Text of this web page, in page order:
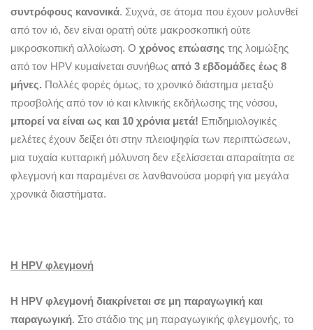
συντρόφους κανονικά. Συχνά, σε άτομα που έχουν μολυνθεί
από τον ιό, δεν είναι ορατή ούτε μακροσκοπική ούτε
μικροσκοπική αλλοίωση. Ο χρόνος επώασης της λοιμώξης
από τον ΗPV κυμαίνεται συνήθως από 3 εβδομάδες έως 8
μήνες. Πολλές φορές όμως, το χρονικό διάστημα μεταξύ
προσβολής από τον ιό και κλινικής εκδήλωσης της νόσου,
μπορεί να είναι ως και 10 χρόνια μετά! Επιδημιολογικές
μελέτες έχουν δείξει ότι στην πλειοψηφία των περιπτώσεων,
μια τυχαία κυτταρική μόλυνση δεν εξελίσσεται απαραίτητα σε
φλεγμονή και παραμένει σε λανθανούσα μορφή για μεγάλα
χρονικά διαστήματα.
Η HPV φλεγμονή
Η HPV φλεγμονή διακρίνεται σε μη παραγωγική και
παραγωγική. Στο στάδιο της μη παραγωγικής φλεγμονής, το